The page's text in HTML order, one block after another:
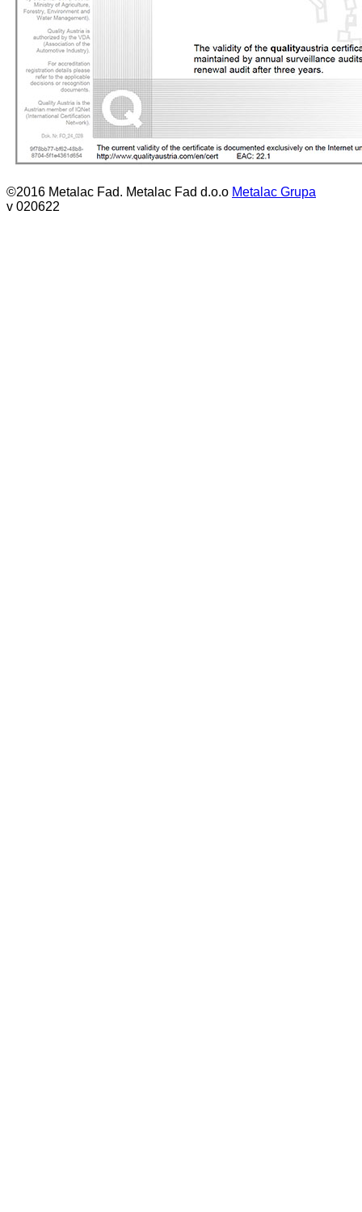
©2016 Metalac Fad. Metalac Fad d.o.o Metalac Grupa
v 020622